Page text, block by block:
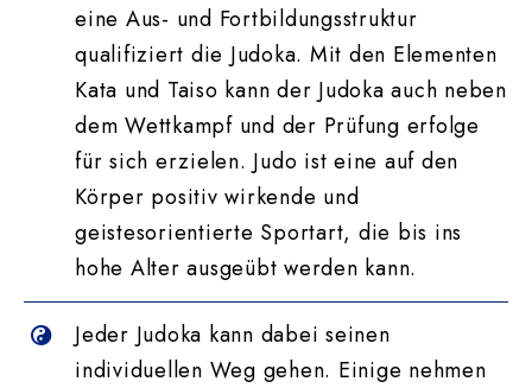
eine Aus- und Fortbildungsstruktur
qualifiziert die Judoka. Mit den Elementen
Kata und Taiso kann der Judoka auch neben
dem Wettkampf und der Prüfung erfolge
für sich erzielen. Judo ist eine auf den
Körper positiv wirkende und
geistesorientierte Sportart, die bis ins
hohe Alter ausgeübt werden kann.
Jeder Judoka kann dabei seinen
individuellen Weg gehen. Einige nehmen